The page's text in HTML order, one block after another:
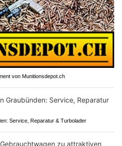
von Munitionsdepot.ch
Service, Reparatur & Turbolader